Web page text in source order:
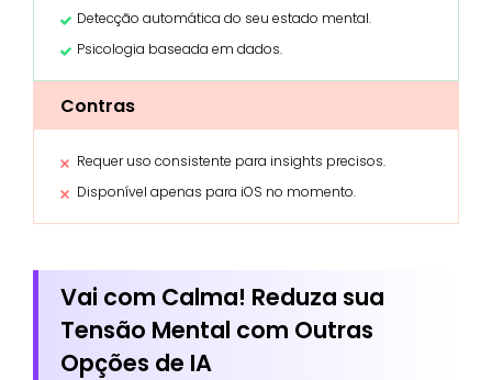
Detecção automática do seu estado mental.
Psicologia baseada em dados.
Contras
Requer uso consistente para insights precisos.
Disponível apenas para iOS no momento.
Vai com Calma! Reduza sua
Tensão Mental com Outras
Opções de IA